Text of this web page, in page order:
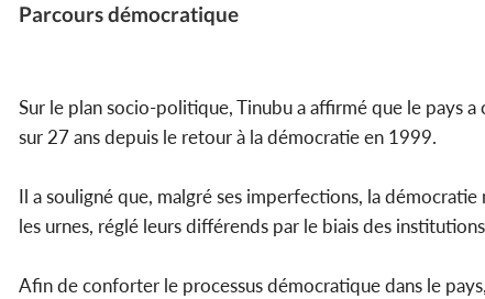
Parcours démocratique
Sur le plan socio-politique, Tinubu a affirmé que le pays
sur 27 ans depuis le retour à la démocratie en 1999.
Il a souligné que, malgré ses imperfections, la
les urnes, réglé leurs différends par le biais des
Afin de conforter le processus démocratique dans le